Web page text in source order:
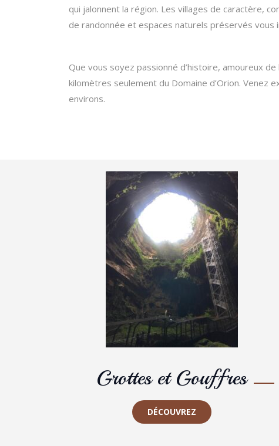
qui jalonnent la région. Les villages de caractère,
de randonnée et espaces naturels préservés
Que vous soyez passionné d’histoire, amoureux
kilomètres seulement du Domaine d’Orion. Venez
environs.
Grottes et Gouffres
DÉCOUVREZ